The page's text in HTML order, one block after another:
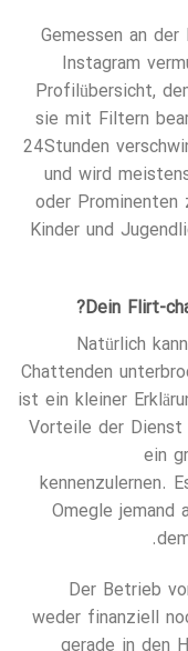
Gemessen an
Instagram
Profilübersicht,
sie mit Filtern
24 Stunden
und wird
oder
Kinder und
Dein Flirt-
Natürlich
Chattenden
ist ein kleiner
Vorteile der
ein
kennenzulernen.
Omegle jemand
Der Betrieb
weder finanziell